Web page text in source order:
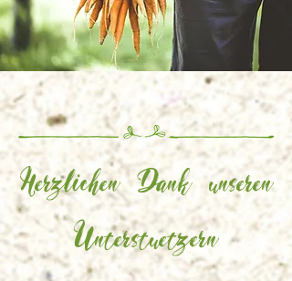
Herzlichen Dank unseren
Unterstuetzern